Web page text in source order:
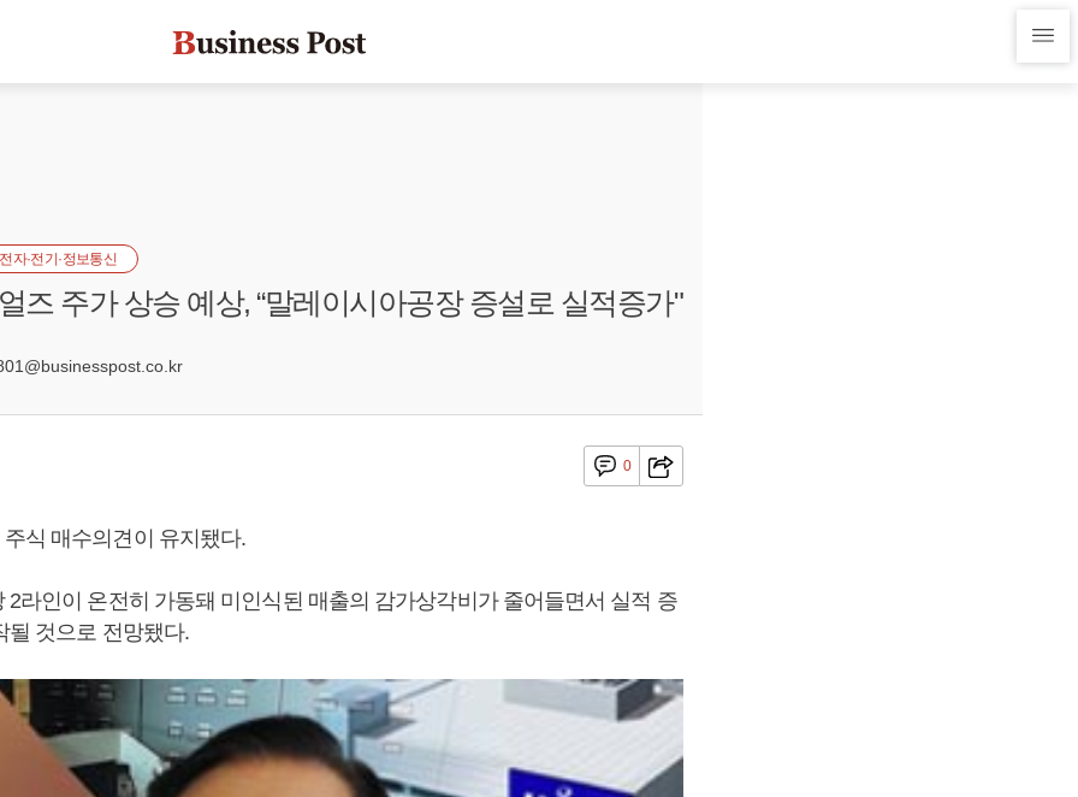
전자·전기·정보통신
즈 주가 상승 예상, “말레이시아공장 증설로 실적증가"
0
식 매수의견이 유지됐다.
2라인이 온전히 가동돼 미인식된 매출의 감가상각비가 줄어들면서 실적 증
될 것으로 전망됐다.